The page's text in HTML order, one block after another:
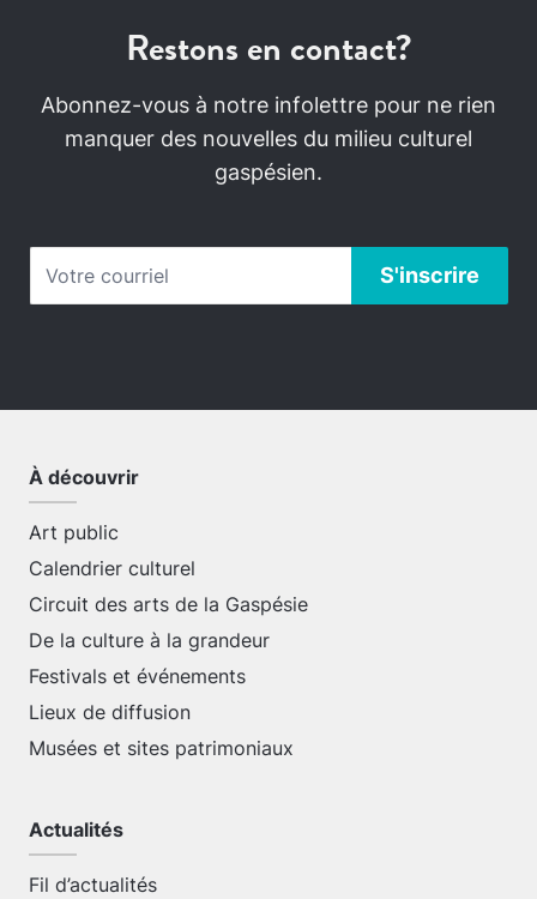
Restons en contact?
Abonnez-vous à notre infolettre pour ne rien
manquer des nouvelles du milieu culturel
gaspésien.
À découvrir
Art public
Calendrier culturel
Circuit des arts de la Gaspésie
De la culture à la grandeur
Festivals et événements
Lieux de diffusion
Musées et sites patrimoniaux
Actualités
Fil d’actualités